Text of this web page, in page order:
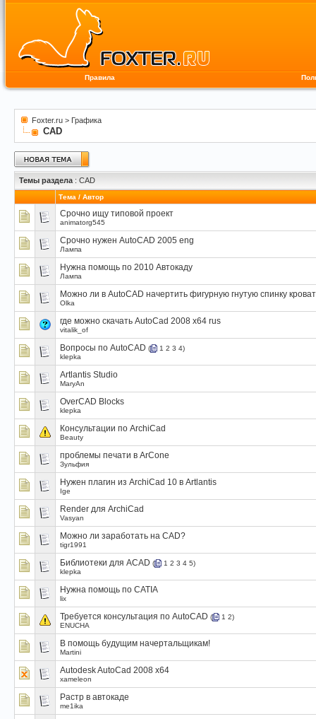
Правила
Foxter.ru > Графика
CAD
Темы раздела : CAD
Тема / Автор
Срочно ищу типовой проект
animatorg545
Срочно нужен AutoCAD 2005 eng
Лампа
Нужна помощь по 2010 Автокаду
Лампа
Можно ли в AutoCAD начертить фигурную гнутую спинку
Olka
где можно скачать AutoCad 2008 x64 rus
vitalik_of
Вопросы по AutoCAD ( 1 2 3 4)
klepka
Artlantis Studio
MaryAn
OverCAD Blocks
klepka
Консультации по ArchiCad
Beauty
проблемы печати в АrConе
Зульфия
Нужен плагин из ArchiCad 10 в Artlantis
Ige
Render для ArchiCad
Vasyan
Можно ли заработать на CAD?
tigr1991
Библиотеки для ACAD ( 1 2 3 4 5)
klepka
Нужна помощь по CATIA
lix
Требуется консультация по AutoCAD ( 1 2)
ENUCHA
В помощь будущим начертальщикам!
Martini
Autodesk AutoCad 2008 x64
xameleon
Растр в автокаде
me1ika